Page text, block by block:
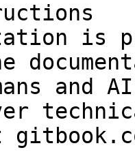
is
and